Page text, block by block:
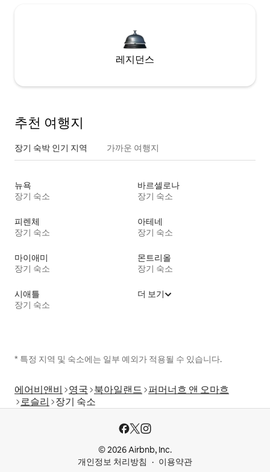
레지던스
추천 여행지
장기 숙박 인기 지역 가까운 여행지
뉴욕
장기 숙소
바르셀로나
장기 숙소
피렌체
장기 숙소
아테네
장기 숙소
마이애미
장기 숙소
몬트리올
장기 숙소
시애틀
장기 숙소
더 보기
* 특정 지역 및 숙소에는 일부 예외가 적용될 수 있습니다.
에어비앤비 영국 북아일랜드 퍼머너흐 앤 오마흐
로슬리
장기 숙소
© 2026 Airbnb, Inc.
개인정보 처리방침
이용약관